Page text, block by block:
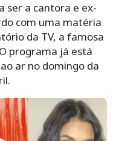
ser a cantora e ex-
com uma matéria
da TV, a famosa
programa já está
ar no domingo da